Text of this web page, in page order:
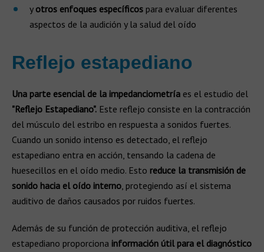
y otros enfoques específicos para evaluar diferentes
aspectos de la audición y la salud del oído
Reflejo estapediano
Una parte esencial de la impedanciometría es el estudio del
"Reflejo Estapediano". Este reflejo consiste en la contracción
del músculo del estribo en respuesta a sonidos fuertes.
Cuando un sonido intenso es detectado, el reflejo
estapediano entra en acción, tensando la cadena de
huesecillos en el oído medio. Esto reduce la transmisión de
sonido hacia el oído interno, protegiendo así el sistema
auditivo de daños causados por ruidos fuertes.
Además de su función de protección auditiva, el reflejo
estapediano proporciona información útil para el diagnóstico